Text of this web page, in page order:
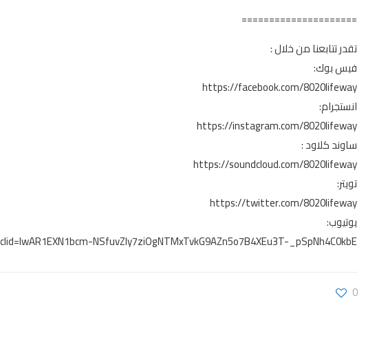
=====================
تقدر تتابعنا من خلال :
فيس بوك:
https://facebook.com/8020lifeway
انستجرام:
https://instagram.com/8020lifeway
ساوند كلاود :
https://soundcloud.com/8020lifeway
تويتر:
https://twitter.com/8020lifeway
يوتيوب:
NSfuvZly7ziOgNTMxTvkG9AZn5o7B4XEu3T-_pSpNh4C0kbE
0